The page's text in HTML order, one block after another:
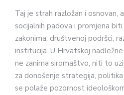
Taj je strah razložan i osnovan,
socijalnih padova i promjena biti
zakonima, društvenoj po­dršci,
institucija. U Hrvatskoj
ne zanima siromaštvo, niti to
za donošenje strategija,
se polaže pozornost